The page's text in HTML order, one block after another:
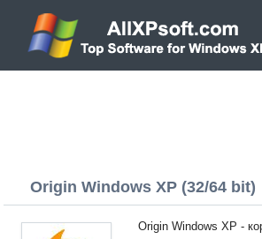
Origin Windows XP (32/64 bit)
Origin Windows XP -